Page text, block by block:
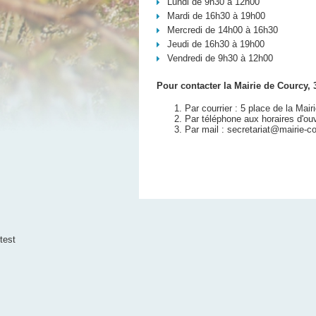
Mardi de 16h30 à 19h00
Mercredi de 14h00 à 16h30
Jeudi de 16h30 à 19h00
Vendredi de 9h30 à 12h00
Pour contacter la Mairie de Courcy,
Par courrier : 5 place de la
Par téléphone aux horaires
Par mail : secretariat@mairie-
test